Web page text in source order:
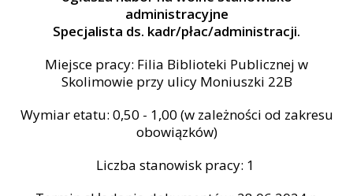
administracyjne
Specjalista ds. kadr/płac/administracji.
Miejsce pracy: Filia Biblioteki Publicznej w
Skolimowie przy ulicy Moniuszki 22B
Wymiar etatu: 0,50 - 1,00 (w zależności od zakresu
obowiązków)
Liczba stanowisk pracy: 1